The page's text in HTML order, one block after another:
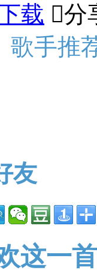
载 分
歌手推
友
这一